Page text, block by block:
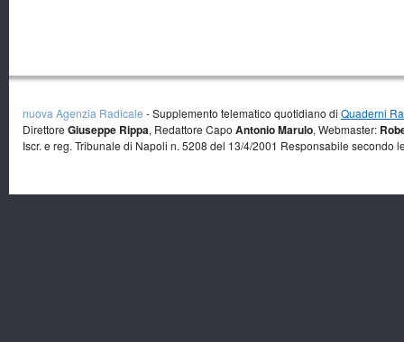
nuova Agenzia Radicale - Supplemento telematico quotidiano di Quaderni
Direttore Giuseppe Rippa, Redattore Capo Antonio Marulo, Webmaster:
Iscr. e reg. Tribunale di Napoli n. 5208 del 13/4/2001 Responsabile secondo